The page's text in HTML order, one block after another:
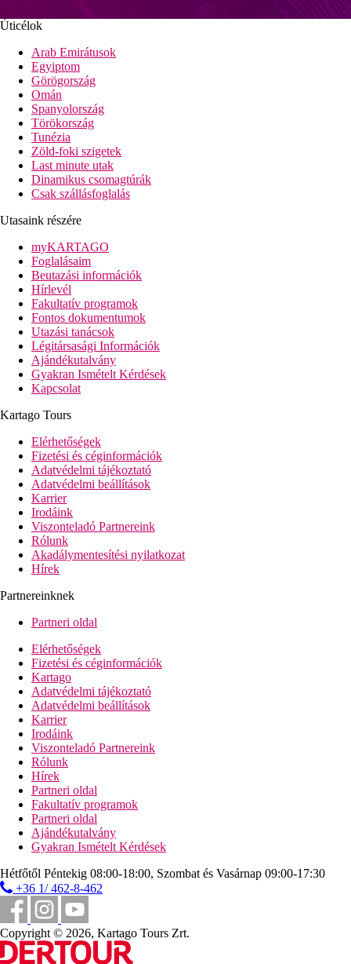
Úticélok
Arab Emirátusok
Egyiptom
Görögország
Omán
Spanyolország
Törökország
Tunézia
Zöld-foki szigetek
Last minute utak
Dinamikus csomagtúrák
Csak szállásfoglalás
Utasaink részére
myKARTAGO
Foglalásaim
Beutazási információk
Hírlevél
Fakultatív programok
Fontos dokumentumok
Utazási tanácsok
Légitársasági Információk
Ajándékutalvány
Gyakran Ismételt Kérdések
Kapcsolat
Kartago Tours
Elérhetőségek
Fizetési és céginformációk
Adatvédelmi tájékoztató
Adatvédelmi beállítások
Karrier
Irodáink
Viszonteladó Partnereink
Rólunk
Akadálymentesítési nyilatkozat
Hírek
Partnereinknek
Partneri oldal
Elérhetőségek
Fizetési és céginformációk
Kartago
Adatvédelmi tájékoztató
Adatvédelmi beállítások
Karrier
Irodáink
Viszonteladó Partnereink
Rólunk
Hírek
Partneri oldal
Fakultatív programok
Partneri oldal
Ajándékutalvány
Gyakran Ismételt Kérdések
Hétfőtől Péntekig 08:00-18:00, Szombat és Vasárnap 09:00-17:30
+36 1/ 462-8-462
Copyright © 2026, Kartago Tours Zrt.